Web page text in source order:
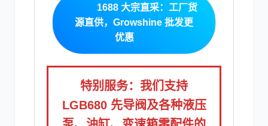
约翰迪尔 徐工
1688 大宗直采：工厂货
源直供，Growshine 批发更
优惠
特别服务：我们支持
LGB680 先导阀及各种液压